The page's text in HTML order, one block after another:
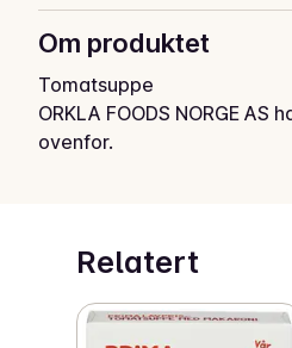
Om produktet
Tomatsuppe
ORKLA FOODS NORGE
ovenfor.
Relatert